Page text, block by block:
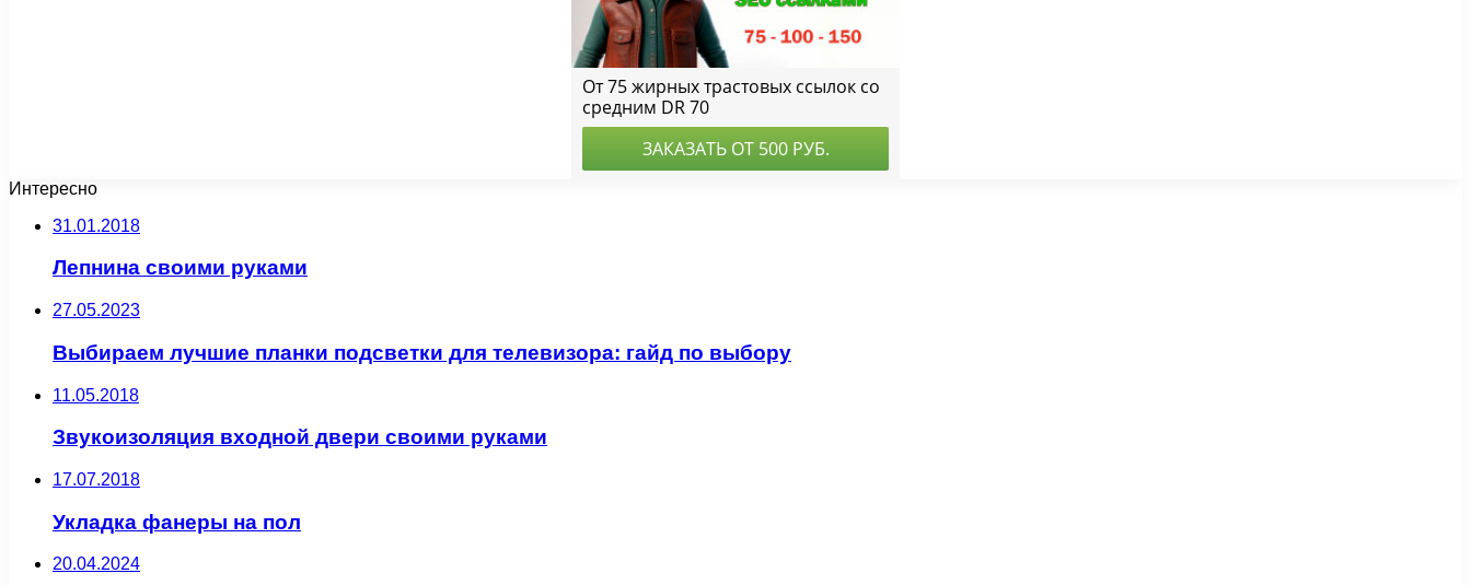
Интересно
31.01.2018
Лепнина своими руками
27.05.2023
Выбираем лучшие планки подсветки для телевизора: гайд по выбору
11.05.2018
Звукоизоляция входной двери своими руками
17.07.2018
Укладка фанеры на пол
20.04.2024